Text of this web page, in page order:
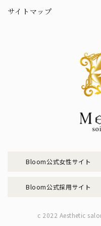
サイトマップ
Bloom公式女性サイト
Bloom公式採用サイト
c 2022 Aesthetic